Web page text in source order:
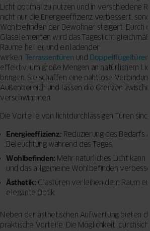
Licht optimal zu nutzen und in verschiedene
nicht nur die Energieeffizienz verbessert,
Wohlbefinden der Bewohner steigert. Durch
Glaselementen wird das Tageslicht
Räume heller und einladender
wirken. Terrassentüren und Doppelflügeltüren
effektiv, um große Mengen an natürlichem
bringen. Sie schaffen eine nahtlose
Außenbereich und lassen die Grenzen
verschwimmen.
Die Vorteile von lichtdurchlässigen Türen sind
Energieeffizienz: Reduzierung des Bedarfs
Beleuchtung während des Tages.
Wohlbefinden: Mehr natürliches Licht kann
und das allgemeine Wohlbefinden
Ästhetik: Glastüren verleihen dem Raum
elegante Optik.
Neben der ästhetischen Aufwertung bieten
praktische Vorteile. Die Möglichkeit,